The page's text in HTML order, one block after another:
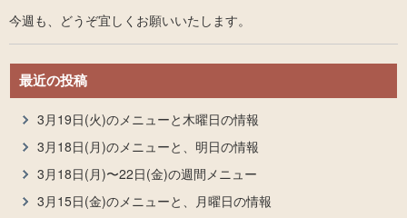
今週も、どうぞ宜しくお願いいたします。
最近の投稿
3月19日(火)のメニューと木曜日の情報
3月18日(月)のメニューと、明日の情報
3月18日(月)〜22日(金)の週間メニュー
3月15日(金)のメニューと、月曜日の情報